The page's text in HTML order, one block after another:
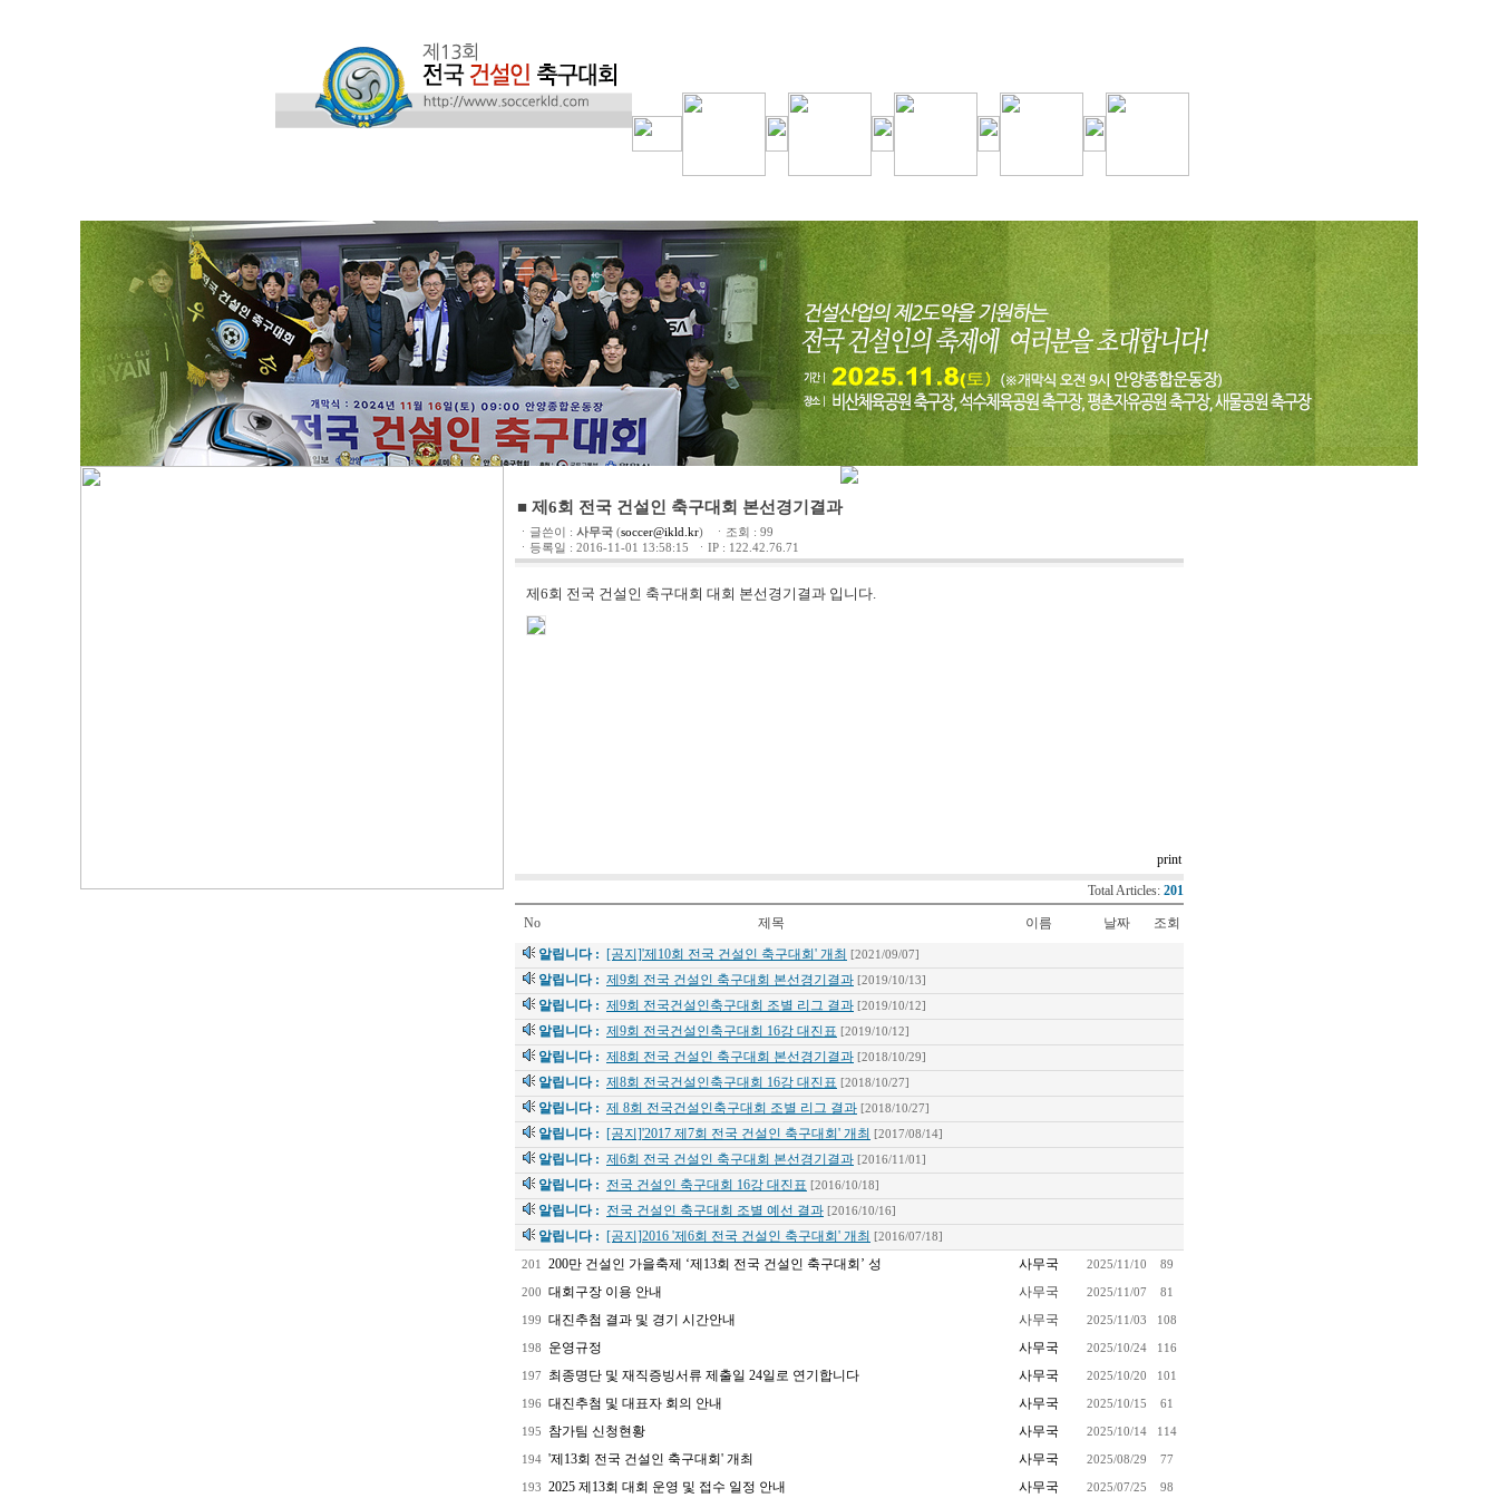
■ 제6회 전국 건설인 축구대회 본선경기결과
ㆍ글쓴이 : 사무국 (soccer@ikld.kr) ㆍ조회 : 99
ㆍ등록일 : 2016-11-01 13:58:15 ㆍIP : 122.42.76.71
제6회 전국 건설인 축구대회 대회 본선경기결과 입니다.
print
Total Articles: 201
No 제목 이름 날짜
조회
알립니다 : [공지]'제10회 전국 건설인 축구대회' 개최 [2021/09/07]
알립니다 : 제9회 전국 건설인 축구대회 본선경기결과 [2019/10/13]
알립니다 : 제9회 전국건설인축구대회 조별 리그 결과 [2019/10/12]
알립니다 : 제9회 전국건설인축구대회 16강 대진표 [2019/10/12]
알립니다 : 제8회 전국 건설인 축구대회 본선경기결과 [2018/10/29]
알립니다 : 제8회 전국건설인축구대회 16강 대진표 [2018/10/27]
알립니다 : 제 8회 전국건설인축구대회 조별 리그 결과 [2018/10/27]
알립니다 : [공지]'2017 제7회 전국 건설인 축구대회' 개최 [2017/08/14]
알립니다 : 제6회 전국 건설인 축구대회 본선경기결과 [2016/11/01]
알립니다 : 전국 건설인 축구대회 16강 대진표 [2016/10/18]
알립니다 : 전국 건설인 축구대회 조별 예선 결과 [2016/10/16]
알립니다 : [공지]2016 '제6회 전국 건설인 축구대회' 개최 [2016/07/18]
201 200만 건설인 가을축제 ‘제13회 전국 건설인 축구대회’ 성 사무국 2025/11/10 89
200 대회구장 이용 안내 사무국 2025/11/07 81
199 대진추첨 결과 및 경기 시간안내 사무국 2025/11/03 108
198 운영규정 사무국 2025/10/24 116
197 최종명단 및 재직증빙서류 제출일 24일로 연기합니다 사무국 2025/10/20 101
196 대진추첨 및 대표자 회의 안내 사무국 2025/10/15 61
195 참가팀 신청현황 사무국 2025/10/14 114
194 '제13회 전국 건설인 축구대회' 개최 사무국 2025/08/29 77
193 2025 제13회 대회 운영 및 접수 일정 안내 사무국 2025/07/25 98